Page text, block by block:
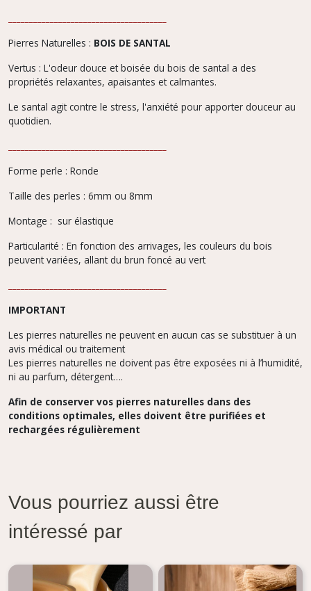
Pierres Naturelles : BOIS DE SANTAL
Vertus : L'odeur douce et boisée du bois de santal a des
propriétés relaxantes, apaisantes et calmantes.
Le santal agit contre le stress, l'anxiété pour apporter douceur au
quotidien.
Forme perle : Ronde
Taille des perles : 6mm ou 8mm
Montage : sur élastique
Particularité : En fonction des arrivages, les couleurs du bois
peuvent variées, allant du brun foncé au vert
IMPORTANT
Les pierres naturelles ne peuvent en aucun cas se substituer à un
avis médical ou traitement
Les pierres naturelles ne doivent pas être exposées ni à l’humidité,
ni au parfum, détergent….
Afin de conserver vos pierres naturelles dans des
conditions optimales, elles doivent être purifiées et
rechargées régulièrement
Vous pourriez aussi être
intéressé par